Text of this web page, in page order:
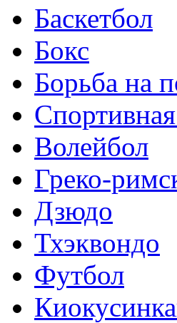
Баскетбол
Бокс
Борьба на
Волейбол
Греко-
Дзюдо
Тхэквондо
Футбол